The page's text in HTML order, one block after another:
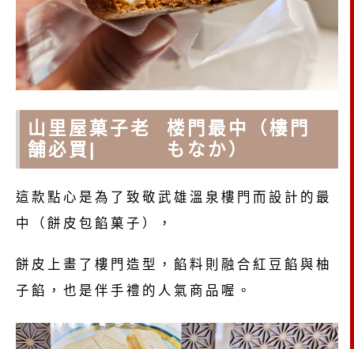
山里屋菓子老
舗必買|
楼門最中（樓門
もなか）
這款點心是為了致敬武雄溫泉樓門而設計的最
中（餅皮包餡菓子），
餅皮上畫了樓門造型，餡料則融合紅豆餡與柚
子餡，也是伴手禮的人氣商品喔。